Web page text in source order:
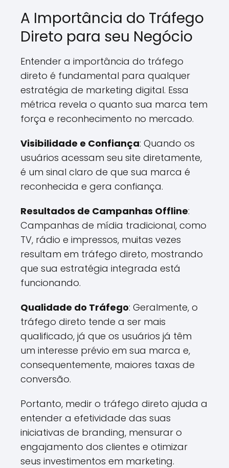
A Importância do Tráfego
Direto para seu Negócio
Entender a importância do tráfego
direto é fundamental para qualquer
estratégia de marketing digital. Essa
métrica revela o quanto sua marca tem
força e reconhecimento no mercado.
Visibilidade e Confiança: Quando os
usuários acessam seu site diretamente,
é um sinal claro de que sua marca é
reconhecida e gera confiança.
Resultados de Campanhas Offline:
Campanhas de mídia tradicional, como
TV, rádio e impressos, muitas vezes
resultam em tráfego direto, mostrando
que sua estratégia integrada está
funcionando.
Qualidade do Tráfego: Geralmente, o
tráfego direto tende a ser mais
qualificado, já que os usuários já têm
um interesse prévio em sua marca e,
consequentemente, maiores taxas de
conversão.
Portanto, medir o tráfego direto ajuda a
entender a efetividade das suas
iniciativas de branding, mensurar o
engajamento dos clientes e otimizar
seus investimentos em marketing.